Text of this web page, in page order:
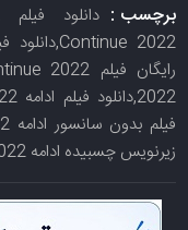
برچسب :
زیرنویس چسبیده ادامه 2022